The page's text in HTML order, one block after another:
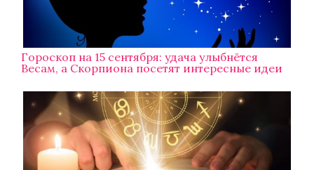
Гороскоп на 15 сентября: удача улыбнётся
Весам, а Скорпиона посетят интересные идеи